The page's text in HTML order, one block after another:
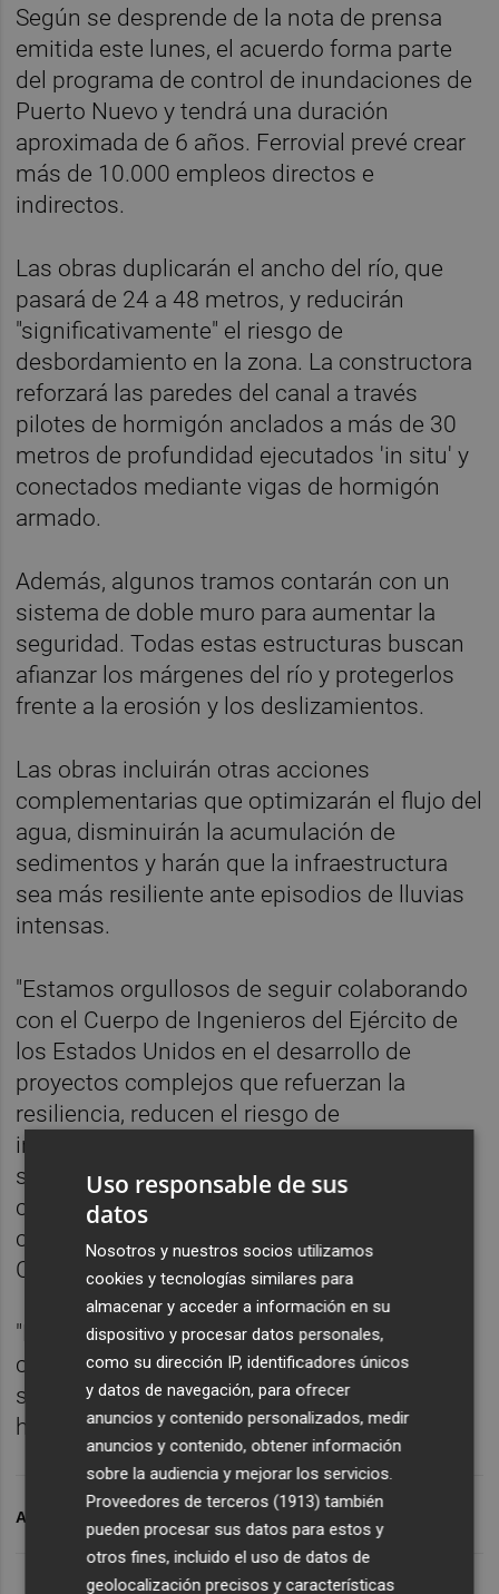
Según se desprende de la nota de prensa
emitida este lunes, el acuerdo forma parte
del programa de control de inundaciones de
Puerto Nuevo y tendrá una duración
aproximada de 6 años. Ferrovial prevé crear
más de 10.000 empleos directos e
indirectos.
Las obras duplicarán el ancho del río, que
pasará de 24 a 48 metros, y reducirán
"significativamente" el riesgo de
desbordamiento en la zona. La constructora
reforzará las paredes del canal a través
pilotes de hormigón anclados a más de 30
metros de profundidad ejecutados 'in situ' y
conectados mediante vigas de hormigón
armado.
Además, algunos tramos contarán con un
sistema de doble muro para aumentar la
seguridad. Todas estas estructuras buscan
afianzar los márgenes del río y protegerlos
frente a la erosión y los deslizamientos.
Las obras incluirán otras acciones
complementarias que optimizarán el flujo del
agua, disminuirán la acumulación de
sedimentos y harán que la infraestructura
sea más resiliente ante episodios de lluvias
intensas.
"Estamos orgullosos de seguir colaborando
con el Cuerpo de Ingenieros del Ejército de
los Estados Unidos en el desarrollo de
proyectos complejos que refuerzan la
resiliencia, reducen el riesgo de
inundaciones y generan beneficios
sostenibles para la economía y las
comunidades locales", ha afirmado el
consejero delegado de Ferrovial
Construcción, Ignacio Gastón.
"La ampliación del canal del Río Piedras
contribuirá a proteger barrios, empresas y
servicios esenciales en los próximos años",
ha abundado.
ARCHIVADO EN
Uso responsable de sus
datos
Nosotros y nuestros socios utilizamos
cookies y tecnologías similares para
almacenar y acceder a información en su
dispositivo y procesar datos personales,
como su dirección IP, identificadores únicos
y datos de navegación, para ofrecer
anuncios y contenido personalizados, medir
anuncios y contenido, obtener información
sobre la audiencia y mejorar los servicios.
Proveedores de terceros (1913) también
pueden procesar sus datos para estos y
otros fines, incluido el uso de datos de
geolocalización precisos y características